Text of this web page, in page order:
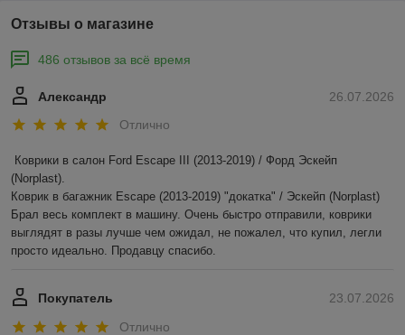
Отзывы о магазине
486 отзывов за всё время
26.07.2026
Александр
Отлично
Коврики в салон Ford Escape III (2013-2019) / Форд Эскейп
(Norplast).
Коврик в багажник Escape (2013-2019) "докатка" / Эскейп (Norplast)
Брал весь комплект в машину. Очень быстро отправили, коврики
выглядят в разы лучше чем ожидал, не пожалел, что купил, легли
просто идеально. Продавцу спасибо.
23.07.2026
Покупатель
Отлично